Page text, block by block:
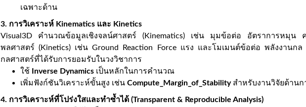
เฉพาะด้าน
3. การวิเคราะห์ Kinematics และ Kinetics
Visual3D คำนวณข้อมูลเชิงจลน์ศาสตร์ (Kinematics) เช่น มุมข้อต่อ อัตราการหมุน ค
พลศาสตร์ (Kinetics) เช่น Ground Reaction Force แรง และโมเมนต์ข้อต่อ พลังงานก
กลศาสตร์ที่ได้รับการยอมรับในวงวิชาการ
ใช้
Inverse Dynamicsเป็นหลักในการคำนวณ
เพิ่มฟังก์ชันวิเคราะห์ขั้นสูง เช่น Compute_Margin_of_Stabilityสำหรับงานวิจัยด้านก
4. การวิเคราะห์ที่โปร่งใสและทำซ้ำได้ (Transparent & Reproducible Analysis)